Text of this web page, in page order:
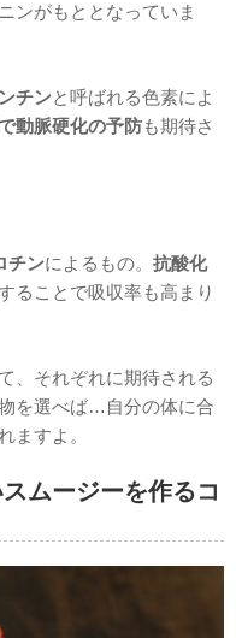
ンがもととなっていま
チンと呼ばれる色素によ
動脈硬化の予防も期待さ
チンによるもの。 抗酸化
ることで吸収率も高まり
、それぞれに期待される
を選べば…自分の体に合
ますよ。
ムージーを作るコ